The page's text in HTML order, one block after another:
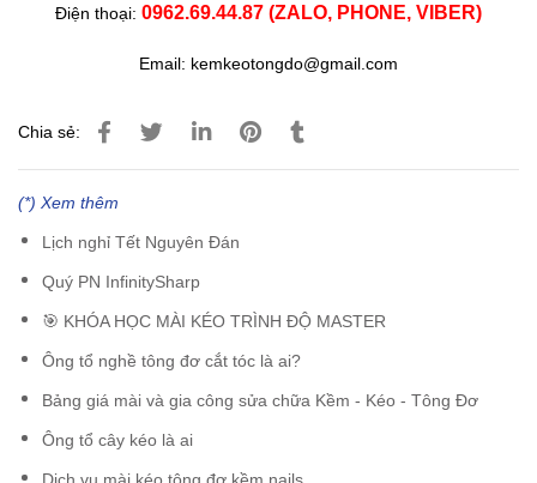
Điện thoại: 0962.69.44.87 (ZALO, PHONE, VIBER)
Email: kemkeotongdo@gmail.com
Chia sẻ:
(*) Xem thêm
Lịch nghỉ Tết Nguyên Đán
Quý PN InfinitySharp
🎯 KHÓA HỌC MÀI KÉO TRÌNH ĐỘ MASTER
Ông tổ nghề tông đơ cắt tóc là ai?
Bảng giá mài và gia công sửa chữa Kềm - Kéo - Tông Đơ
Ông tổ cây kéo là ai